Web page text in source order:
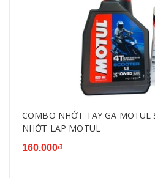
COMBO NHỚT TAY GA MOTUL
NHỚT LAP MOTUL
160.000₫